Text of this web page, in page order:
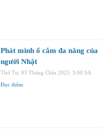
Phát minh ổ cắm đa năng của
người Nhật
Thứ Tư, 03 Tháng Chín 2025 3:00 SA
Đọc thêm